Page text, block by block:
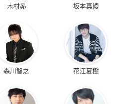
木村昴 坂本真綾
森川智之 花江夏樹